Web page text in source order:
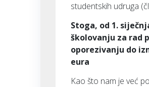
studentskih udruga
Stoga, od 1.
školovanju za rad
oporezivanju do
eura
Kao što nam je već